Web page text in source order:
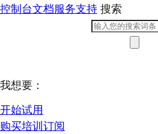
控制台文档服务支持 搜索
我想要：
开始试用
购买培训订阅